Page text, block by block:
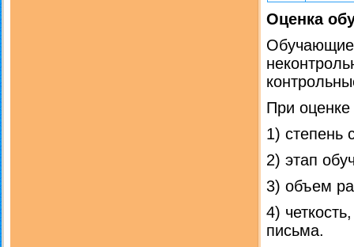
Оценка
Обучающие
При
1) степень
2) этап
3) объем
4)
письма.